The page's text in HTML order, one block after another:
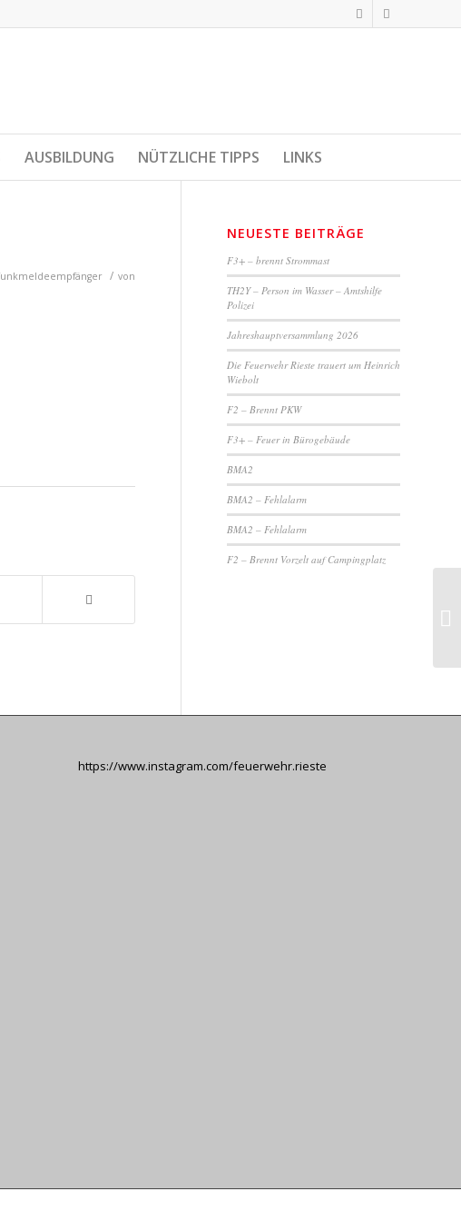
AUSBILDUNG NÜTZLICHE TIPPS LINKS
/ von
NEUESTE BEITRÄGE
F3+ – brennt Strommast
TH2Y – Person im Wasser – Amtshilfe
Polizei
Jahreshauptversammlung 2026
Die Feuerwehr Rieste trauert um Heinrich
Wiebolt
F2 – Brennt PKW
F3+ – Feuer in Bürogebäude
BMA2
BMA2 – Fehlalarm
BMA2 – Fehlalarm
F2 – Brennt Vorzelt auf Campingplatz
https://www.instagram.com/feuerwehr.rieste